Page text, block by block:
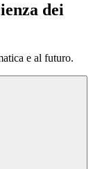
dei
e al futuro.